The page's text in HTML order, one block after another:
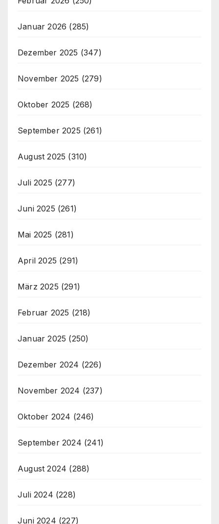
Januar 2026 (285)
Dezember 2025 (347)
November 2025 (279)
Oktober 2025 (268)
September 2025 (261)
August 2025 (310)
Juli 2025 (277)
Juni 2025 (261)
Mai 2025 (281)
April 2025 (291)
März 2025 (291)
Februar 2025 (218)
Januar 2025 (250)
Dezember 2024 (226)
November 2024 (237)
Oktober 2024 (246)
September 2024 (241)
August 2024 (288)
Juli 2024 (228)
Juni 2024 (227)